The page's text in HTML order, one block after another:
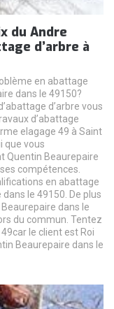
du Andre
d’arbre à
en abattage
dans le 49150?
d’arbre vous
d’abattage
elagage 49 à Saint
que vous
Quentin Beaurepaire
compétences.
en abattage
le 49150. De plus
dans le
du commun. Tentez
le client est Roi
Beaurepaire dans le